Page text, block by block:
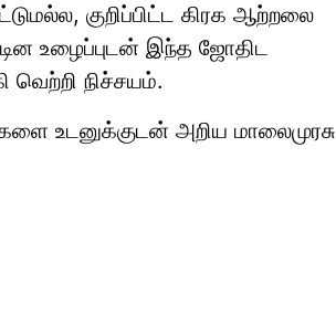
குறிப்பிட்ட கிரக ஆற்றலை
உழைப்புடன் இந்த ஜோதிட
வெற்றி நிச்சயம்.
உடனுக்குடன் அறிய மாலைமுரசு